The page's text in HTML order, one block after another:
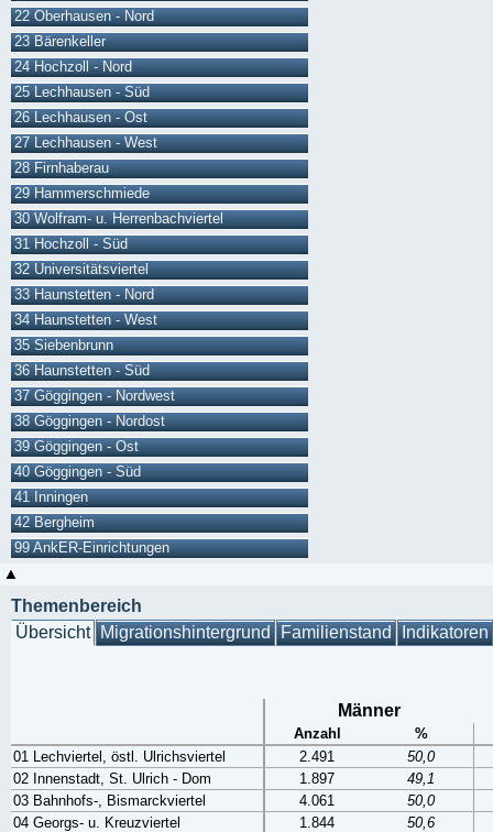
22 Oberhausen - Nord
23 Bärenkeller
24 Hochzoll - Nord
25 Lechhausen - Süd
26 Lechhausen - Ost
27 Lechhausen - West
28 Firnhaberau
29 Hammerschmiede
30 Wolfram- u. Herrenbachviertel
31 Hochzoll - Süd
32 Universitätsviertel
33 Haunstetten - Nord
34 Haunstetten - West
35 Siebenbrunn
36 Haunstetten - Süd
37 Göggingen - Nordwest
38 Göggingen - Nordost
39 Göggingen - Ost
40 Göggingen - Süd
41 Inningen
42 Bergheim
99 AnkER-Einrichtungen
Themenbereich
Übersicht Migrationshintergrund Familienstand Indikatoren
Männer
Anzahl
%
01 Lechviertel, östl. Ulrichsviertel
2.491
50,0
02 Innenstadt, St. Ulrich - Dom
1.897
49,1
03 Bahnhofs-, Bismarckviertel
4.061
50,0
04 Georgs- u. Kreuzviertel
1.844
50,6